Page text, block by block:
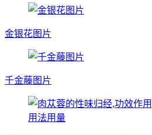
金银花图片
千金藤图片